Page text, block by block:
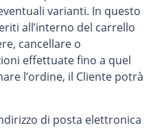
varianti. In questo
all’interno del carrello
cancellare o
effettuate fino a quel
l’ordine, il Cliente potrà
di posta elettronica